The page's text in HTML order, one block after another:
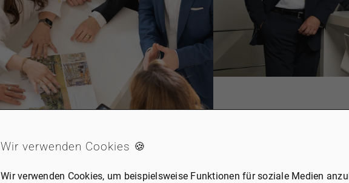
Wir verwenden Cookies 🍪
Wir verwenden Cookies, um beispielsweise Funktionen für soziale Medien